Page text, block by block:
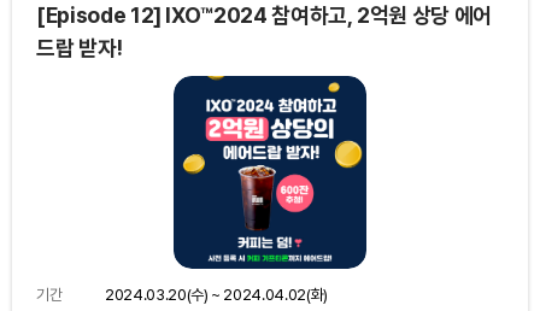
[Episode 12] IXO™2024 참여하고, 2억원 상당 에어
드랍 받자!
기간
2024.03.20(수) ~ 2024.04.02(화)